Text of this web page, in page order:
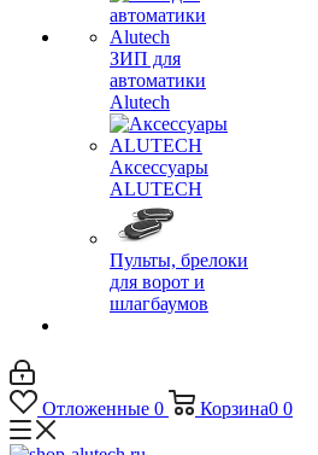
ЗИП для
автоматики
Alutech
Аксессуары
ALUTECH
Пульты, брелоки
для ворот и
шлагбаумов
Отложенные 0 Корзина0 0